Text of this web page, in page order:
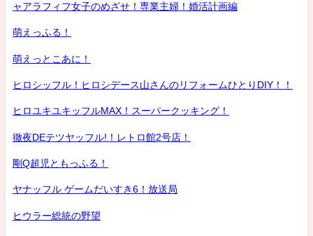
ャアラフィフ女子のめざせ！専業主婦！婚活計画編
萌えっふる！
萌えっとこあに！
ヒロシッフル！ヒロシデース山さんのリフォームひとりDIY！！
ヒロユキユキッフルMAX！スーパークッキング！
徹夜DEテツヤッフル!！レトロ館2号店！
剛Q超児ともっふる！
ヤナッフル ゲームだいすき6！放送局
ヒウラー総統の野望